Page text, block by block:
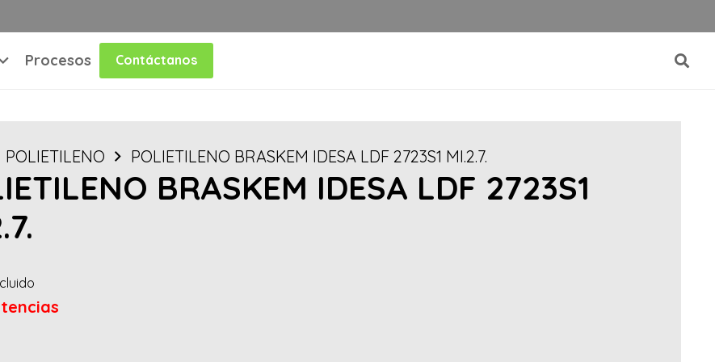
Procesos Contáctanos
POLIETILENO POLIETILENO BRASKEM IDESA LDF 2723S1 MI.2.7.
BRASKEM IDESA LDF 2723S1